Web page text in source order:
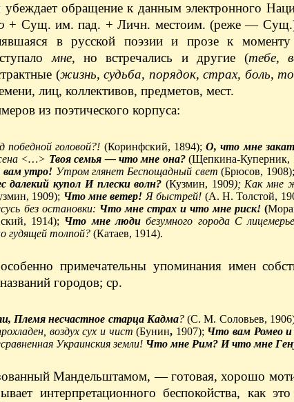
обращение к данным электронного
+ Сущ. им. пад. + Личн. местоим. (реже —
в русской поэзии и прозе к
мне, но встречались и другие (тебе,
(жизнь, судьба, порядок, страх, боль,
лиц, коллективов, предметов, мест.
из поэтического корпуса:
победной головой?! (Коринфский, 1894);О, что мне
<…> Твоя семья — что мне она? (Щепкина-Куперник,
утро! Утром глянет Беспощадный свет(Брюсов, 1908);
далекий купол И плески волн? (Кузмин, 1909); Как мне
1909); Что мне ветер! Я быстрей! (А. Н. Толстой,
без остановки: Что мне страх и что мне риск! (
1914); Что мне людибезумного города С
гудящей толпой? (Катаев, 1914).
примечательны упоминания имен
городов; ср.
Племя несчастное старца Кадма?(С. М. Соловьев,
воздух сух и чист(Бунин, 1907); Что вам Ромео и
Украинския земли! Что мне Рим? И что мне
Мандельштамом, — готовая, хорошо
интерпретационного беспокойства, как